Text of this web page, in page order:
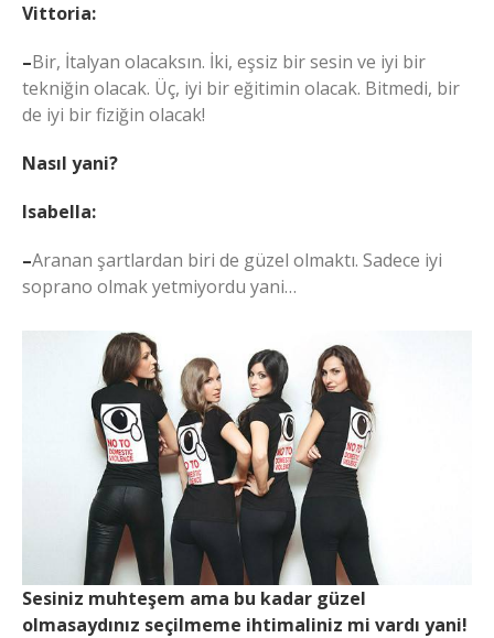
Vittoria:
–Bir, İtalyan olacaksın. İki, eşsiz bir sesin ve iyi bir
tekniğin olacak. Üç, iyi bir eğitimin olacak. Bitmedi, bir
de iyi bir fiziğin olacak!
Nasıl yani?
Isabella:
–Aranan şartlardan biri de güzel olmaktı. Sadece iyi
soprano olmak yetmiyordu yani…
Sesiniz muhteşem ama bu kadar güzel
olmasaydınız seçilmeme ihtimaliniz mi vardı yani!